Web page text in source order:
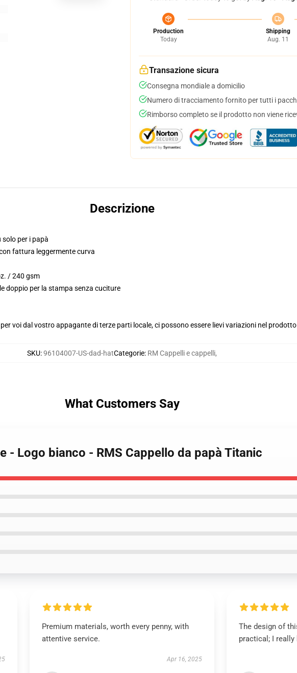
Production
Today
Shipping
Aug. 11
Transazione sicura
Consegna mondiale a domicilio
Numero di tracciamento fornito per tutti i
Rimborso completo se il prodotto non viene
Descrizione
solo per i papà
fattura leggermente curva
/ 240 gsm
doppio per la stampa senza cuciture
voi dal vostro appagante di terze parti locale, ci possono essere lievi variazioni nel
SKU:96104007-US-dad-hatCategorie: RM Cappelli e cappelli,
What Customers Say
- Logo bianco - RMS Cappello da papà Titanic
Premium materials, worth every penny, with
attentive service.
Apr 16, 2025
The design of
practical; I really